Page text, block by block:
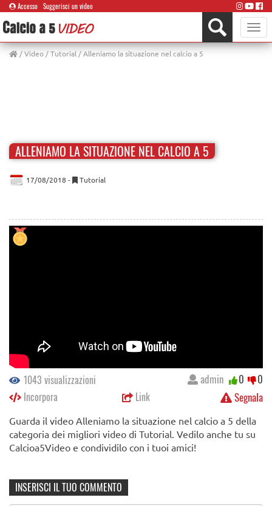
Accesso Suggerisci un video
Toggle
/Video/Tutorial / Alleniamo la situazione nel calcio a 5
ALLENIAMO LA SITUAZIONE NEL CALCIO A 5
17/08/2018 - Tutorial
1043 visualizzazioni
Incorpora
Link Segnala
admin 0 0
Guarda il video Alleniamo la situazione nel calcio a 5 della
categoria dei migliori video di Tutorial. Vedilo anche tu su
Calcioa5Video e condividilo con i tuoi amici!
INSERISCI IL TUO COMMENTO